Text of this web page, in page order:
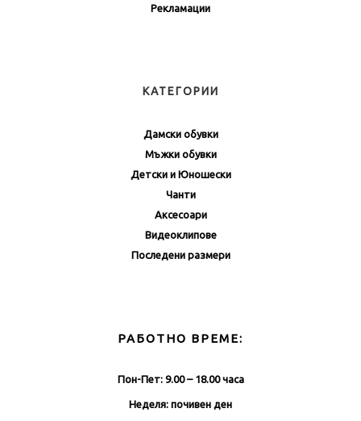
Рекламации
КАТЕГОРИИ
Дамски обувки
Мъжки обувки
Детски и Юношески
Чанти
Аксесоари
Видеоклипове
Последени размери
РАБОТНО ВРЕМЕ:
Пон-Пет: 9.00 – 18.00 часа
Неделя: почивен ден